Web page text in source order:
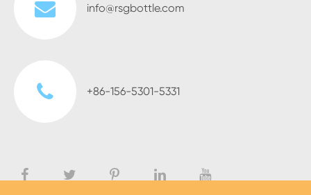
info@rsgbottle.com
+86-156-5301-5331